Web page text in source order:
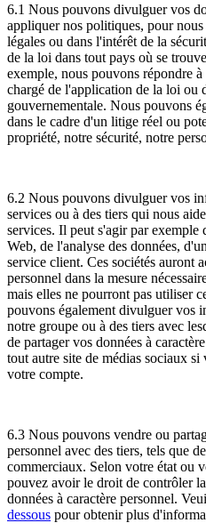
6.1 Nous pouvons divulguer vos
appliquer nos politiques, pour
légales ou dans l'intérêt de la
de la loi dans tout pays où se
exemple, nous pouvons répondre
chargé de l'application de la loi ou
gouvernementale. Nous pouvons
dans le cadre d'un litige réel ou
propriété, notre sécurité, notre
6.2 Nous pouvons divulguer vos
services ou à des tiers qui nous
services. Il peut s'agir par exemple
Web, de l'analyse des données,
service client. Ces sociétés auront
personnel dans la mesure
mais elles ne pourront pas utiliser
pouvons également divulguer vos
notre groupe ou à des tiers avec
de partager vos données à
tout autre site de médias sociaux
votre compte.
6.3 Nous pouvons vendre ou
personnel avec des tiers, tels que
commerciaux. Selon votre état ou
pouvez avoir le droit de contrôler
données à caractère personnel.
dessous pour obtenir plus